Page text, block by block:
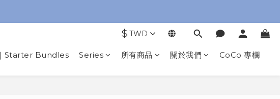
$ TWD
Starter Bundles Series 所有商品 關於我們 CoCo 專欄